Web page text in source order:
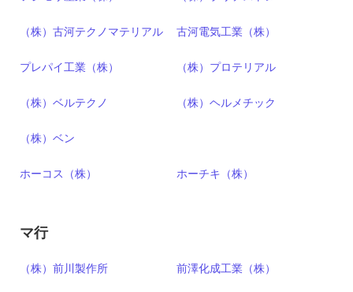
（株）古河テクノマテリアル 古河電気工業（株）
プレパイ工業（株） （株）プロテリアル
（株）ベルテクノ （株）ヘルメチック
（株）ベン
ホーコス（株） ホーチキ（株）
マ行
（株）前川製作所 前澤化成工業（株）